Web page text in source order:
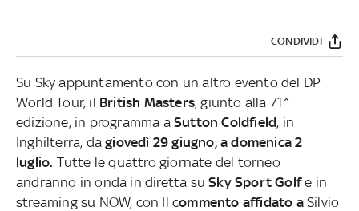
CONDIVIDI
Su Sky appuntamento con un altro evento del DP
World Tour, il British Masters, giunto alla 71^
edizione, in programma a Sutton Coldfield, in
Inghilterra, dagiovedì 29 giugno, a domenica 2
luglio. Tutte le quattro giornate del torneo
andranno in onda in diretta suSky Sport Golfe in
streaming su NOW, con Il commento affidato a Silvio